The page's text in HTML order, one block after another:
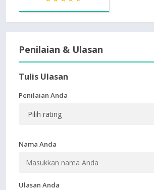
Penilaian & Ulasan
Tulis Ulasan
Penilaian Anda
Nama Anda
Ulasan Anda